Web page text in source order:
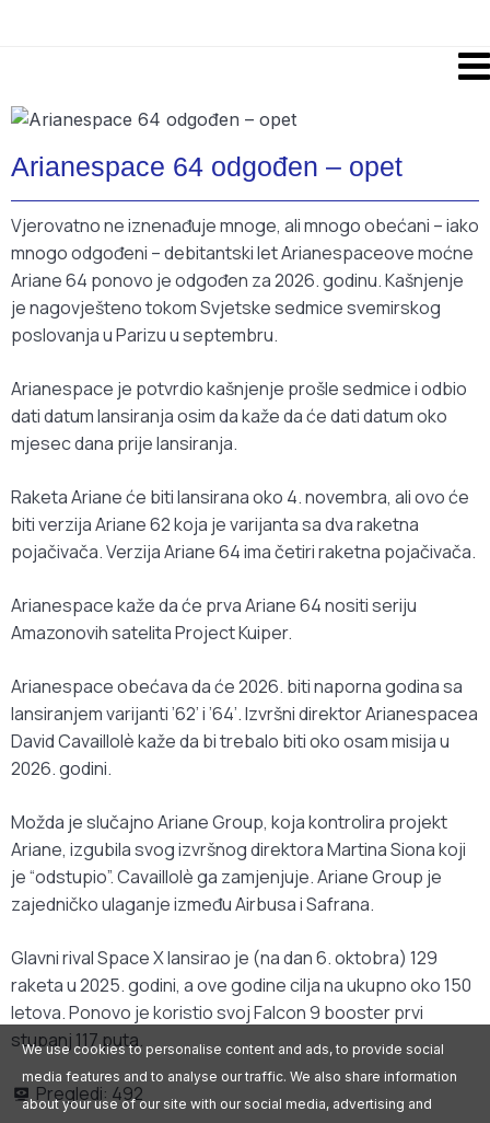
Arianespace 64 odgođen – opet
Vjerovatno ne iznenađuje mnoge, ali mnogo obećani – iako
mnogo odgođeni – debitantski let Arianespaceove moćne
Ariane 64 ponovo je odgođen za 2026. godinu. Kašnjenje
je nagovješteno tokom Svjetske sedmice svemirskog
poslovanja u Parizu u septembru.
Arianespace je potvrdio kašnjenje prošle sedmice i odbio
dati datum lansiranja osim da kaže da će dati datum oko
mjesec dana prije lansiranja.
Raketa Ariane će biti lansirana oko 4. novembra, ali ovo će
biti verzija Ariane 62 koja je varijanta sa dva raketna
pojačivača. Verzija Ariane 64 ima četiri raketna pojačivača.
Arianespace kaže da će prva Ariane 64 nositi seriju
Amazonovih satelita Project Kuiper.
Arianespace obećava da će 2026. biti naporna godina sa
lansiranjem varijanti ’62’ i ’64’. Izvršni direktor Arianespacea
David Cavaillolè kaže da bi trebalo biti oko osam misija u
2026. godini.
Možda je slučajno Ariane Group, koja kontrolira projekt
Ariane, izgubila svog izvršnog direktora Martina Siona koji
je “odstupio”. Cavaillolè ga zamjenjuje. Ariane Group je
zajedničko ulaganje između Airbusa i Safrana.
Glavni rival Space X lansirao je (na dan 6. oktobra) 129
raketa u 2025. godini, a ove godine cilja na ukupno oko 150
letova. Ponovo je koristio svoj Falcon 9 booster prvi
stupanj 117 puta.
Pregledi: 492
We use cookies to personalise content and ads, to provide social
media features and to analyse our traffic. We also share information
about your use of our site with our social media, advertising and